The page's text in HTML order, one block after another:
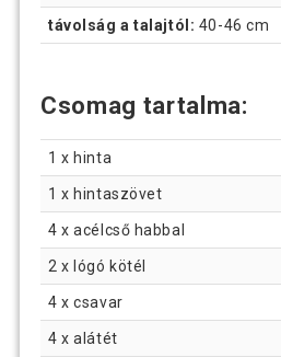
távolság a talajtól: 40-46 cm
Csomag tartalma:
1 x hinta
1 x hintaszövet
4 x acélcső habbal
2 x lógó kötél
4 x csavar
4 x alátét